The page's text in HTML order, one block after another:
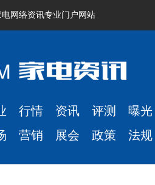
电网络资讯专业门户网站
行情 资讯 评测 曝光
营销 展会 政策 法规